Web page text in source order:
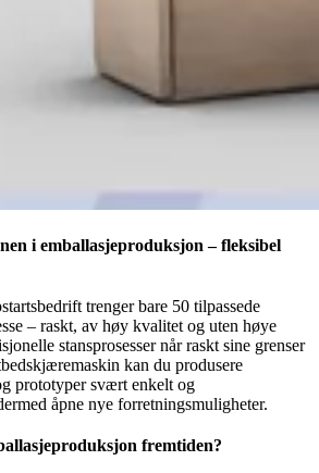
i emballasjeproduksjon – fleksibel
trenger bare 50 tilpassede
– raskt, av høy kvalitet og uten høye
stansprosesser når raskt sine grenser
kan du produsere
prototyper svært enkelt og
åpne nye forretningsmuligheter.
fremtiden?